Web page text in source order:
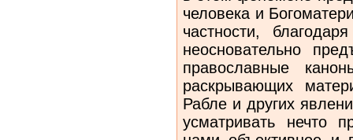
человека и
частности,
неосновательно
православные
раскрывающих
Рабле и других
усматривать нечто